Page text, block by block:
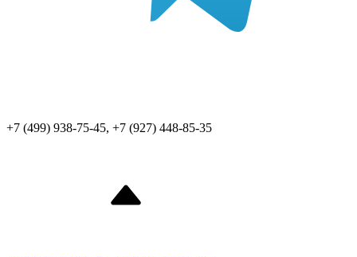
+7 (499) 938-75-45, +7 (927) 448-85-35